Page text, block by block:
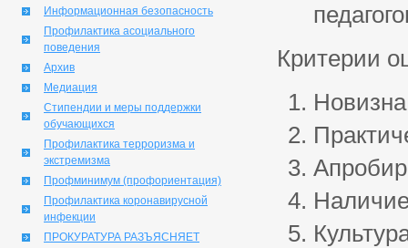
Информационная безопасность
Профилактика асоциального
поведения
Архив
Медиация
Стипендии и меры поддержки
обучающихся
Профилактика терроризма и
экстремизма
Профминимум (профориентация)
Профилактика коронавирусной
инфекции
ПРОКУРАТУРА РАЗЪЯСНЯЕТ
Критерии